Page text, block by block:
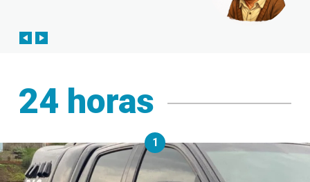
24 horas
1